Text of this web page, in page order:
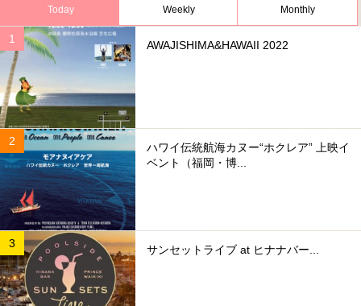
Today Weekly Monthly
AWAJISHIMA&HAWAII 2022
ハワイ伝統航海カヌー“ホクレア” 上映イ
ベント（福岡・博...
サンセットライブ at ヒナナバー...